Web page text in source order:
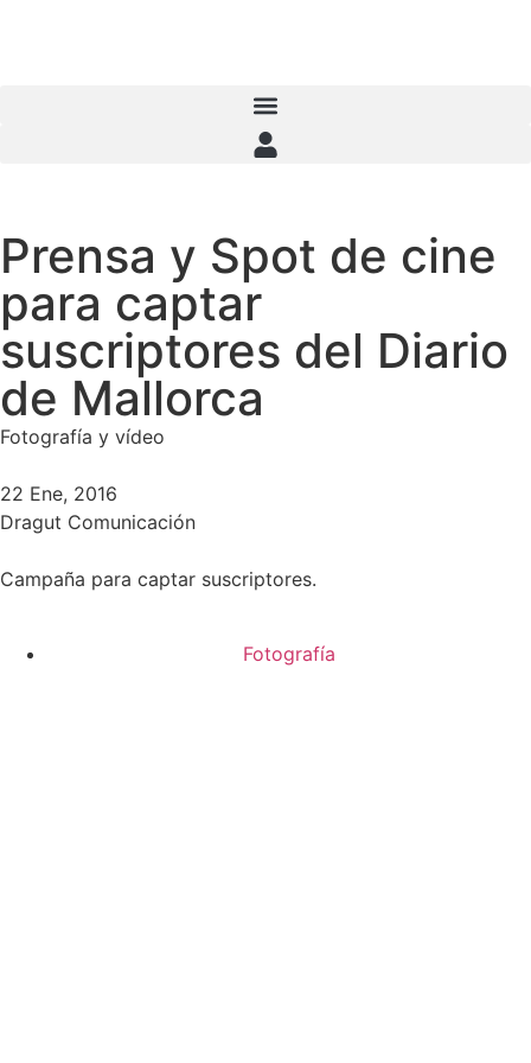
Prensa y Spot de cine
para captar
suscriptores del Diario
de Mallorca
Fotografía y vídeo
22 Ene, 2016
Dragut Comunicación
Campaña para captar suscriptores.
Fotografía